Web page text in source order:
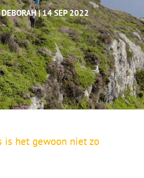
DEBORAH 14 SEP 2022
is het gewoon niet zo